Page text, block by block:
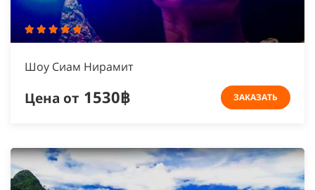
Шоу Сиам Нирамит
Цена от 1530฿ ЗАКАЗАТЬ